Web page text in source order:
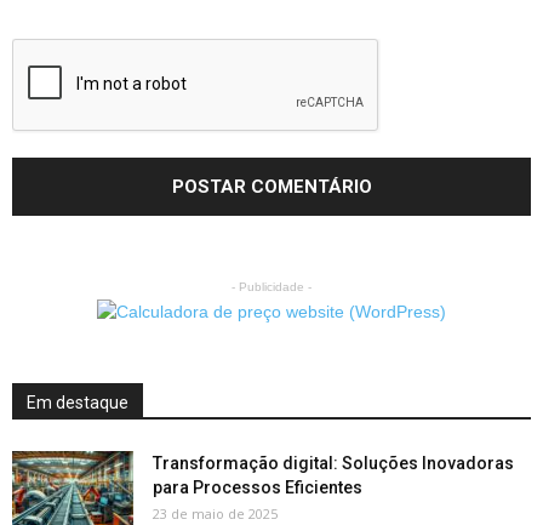
- Publicidade -
Em destaque
Transformação digital: Soluções Inovadoras
para Processos Eficientes
23 de maio de 2025